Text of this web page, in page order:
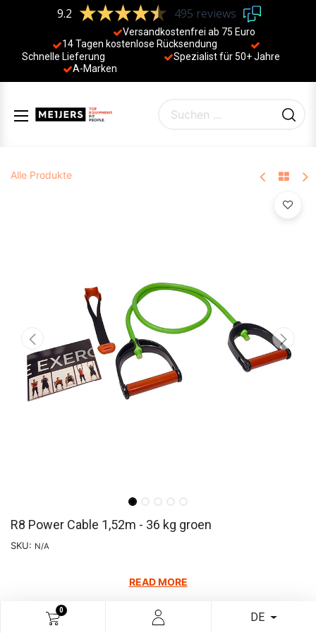
0
DE
9.2 495 reviews
Versandkostenfrei ab 75 Euro
14 Tagen kostenlose Rücksendung
Schnelle Lieferung
Spezialist für 50+ Jahre
A-Marken
Alle Produkte
R8 Power Cable 1,52m - 36 kg groen
SKU: N/A
READ MORE
€16,93